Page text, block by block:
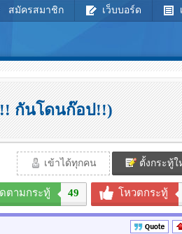
สมัครสมาชิก เว็บบอร์ด
กันโดนก๊อป!!)
เข้าได้ทุกคน ตั้งกระทู้ใ
ตามกระทู้ 49 โหวตกระทู้